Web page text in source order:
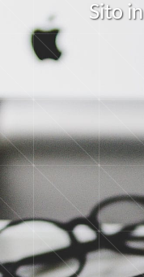
Sito in